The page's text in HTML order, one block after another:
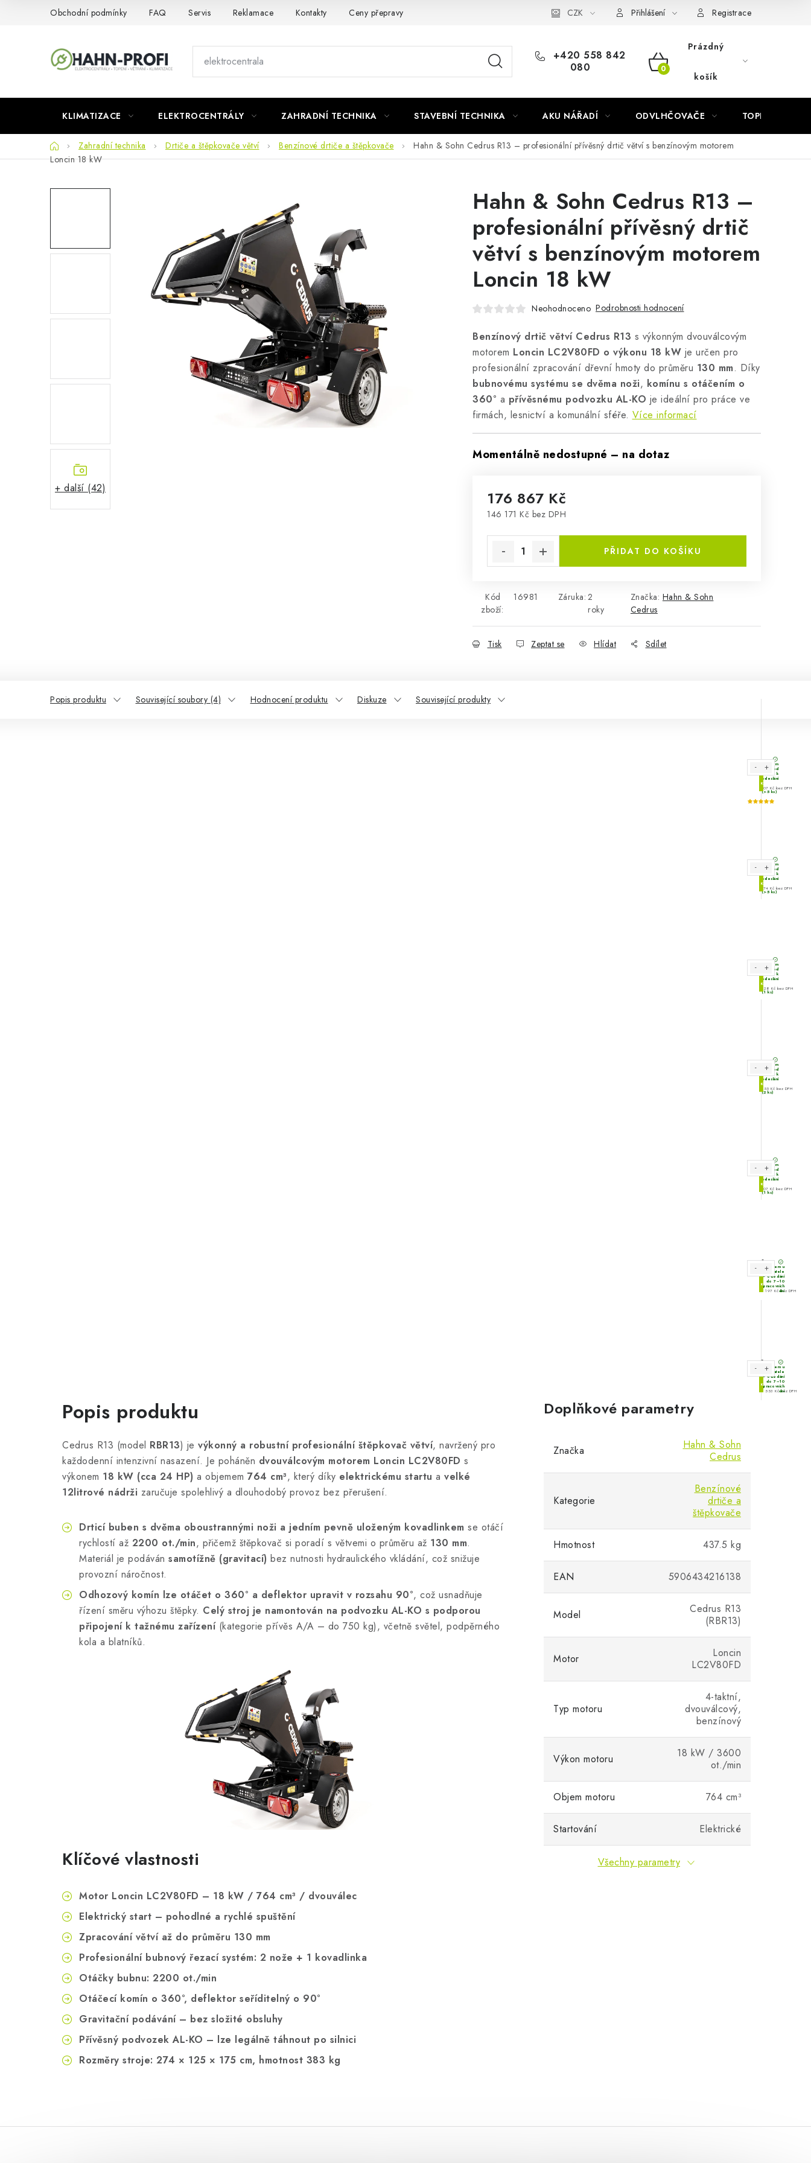
Obchodní podmínky FAQ Servis Reklamace Kontakty Ceny přepravy Náhradní díly Könner & Söhnen Reklamační řád
CZK Přihlášení Registrace
+420 558 842
080
NÁKUPNÍ
Prázdný
košík
KLIMATIZACE ELEKTROCENTRÁLY ZAHRADNÍ TECHNIKA STAVEBNÍ TECHNIKA AKU NÁŘADÍ ODVLHČOVAČE TOPIDLA
DomůZahradní technika Drtiče a štěpkovače větví Benzínové drtiče a štěpkovače
Hahn & Sohn Cedrus R13 – profesionální přívěsný drtič větví s benzínovým motorem
Loncin 18 kW
+ další (42)
Hahn & Sohn Cedrus R13 –
profesionální přívěsný drtič
větví s benzínovým motorem
Loncin 18 kW
Neohodnoceno Podrobnosti hodnocení
Benzínový drtič větví Cedrus R13 s výkonným dvouválcovým
motorem Loncin LC2V80FD o výkonu 18 kW je určen pro
profesionální zpracování dřevní hmoty do průměru 130 mm. Díky
bubnovému systému se dvěma noži, komínu s otáčením o
360° a přívěsnému podvozku AL-KO je ideální pro práce ve
firmách, lesnictví a komunální sféře. Více informací
Momentálně nedostupné – na dotaz
176 867 Kč
146 171 Kč bez DPH
PŘIDAT DO KOŠÍKU
Kód
zboží:
16981 Záruka: 2
roky
Značka: Hahn & Sohn
Cedrus
Tisk Zeptat se Hlídat Sdílet
Popis produktu Související soubory (4) Hodnocení produktu Diskuze Související produkty
Popis produktu
Cedrus R13 (model RBR13) je výkonný a robustní profesionální štěpkovač větví, navržený pro
každodenní intenzivní nasazení. Je poháněn dvouválcovým motorem Loncin LC2V80FD s
výkonem 18 kW (cca 24 HP) a objemem 764 cm³, který díky elektrickému startu a velké
12litrové nádrži zaručuje spolehlivý a dlouhodobý provoz bez přerušení.
Drticí buben s dvěma oboustrannými noži a jedním pevně uloženým kovadlinkem se otáčí
rychlostí až 2200 ot./min, přičemž štěpkovač si poradí s větvemi o průměru až 130 mm.
Materiál je podáván samotížně (gravitací) bez nutnosti hydraulického vkládání, což snižuje
provozní náročnost.
Odhozový komín lze otáčet o 360° a deflektor upravit v rozsahu 90°, což usnadňuje
řízení směru výhozu štěpky. Celý stroj je namontován na podvozku AL-KO s podporou
připojení k tažnému zařízení(kategorie přívěs A/A – do 750 kg), včetně světel, podpěrného
kola a blatníků.
Klíčové vlastnosti
Motor Loncin LC2V80FD – 18 kW / 764 cm³ / dvouválec
Elektrický start – pohodlné a rychlé spuštění
Zpracování větví až do průměru 130 mm
Profesionální bubnový řezací systém: 2 nože + 1 kovadlinka
Otáčky bubnu: 2200 ot./min
Otáčecí komín o 360°, deflektor seříditelný o 90°
Gravitační podávání – bez složité obsluhy
Přívěsný podvozek AL-KO – lze legálně táhnout po silnici
Rozměry stroje: 274 × 125 × 175 cm, hmotnost 383 kg
Doplňkové parametry
Značka
Hahn & Sohn
Cedrus
Kategorie
Benzínové
drtiče a
štěpkovače
Hmotnost 437.5 kg
EAN 5906434216138
Model
Cedrus R13
(RBR13)
Motor
Loncin
LC2V80FD
Typ motoru
4-taktní,
dvouválcový,
benzínový
Výkon motoru
18 kW / 3600
ot./min
Objem motoru 764 cm³
Startování Elektrické
Všechny parametry